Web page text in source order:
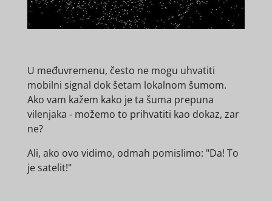
U međuvremenu, često ne mogu uhvatiti
mobilni signal dok šetam lokalnom šumom.
Ako vam kažem kako je ta šuma prepuna
vilenjaka - možemo to prihvatiti kao dokaz, zar
ne?
Ali, ako ovo vidimo, odmah pomislimo: "Da! To
je satelit!"